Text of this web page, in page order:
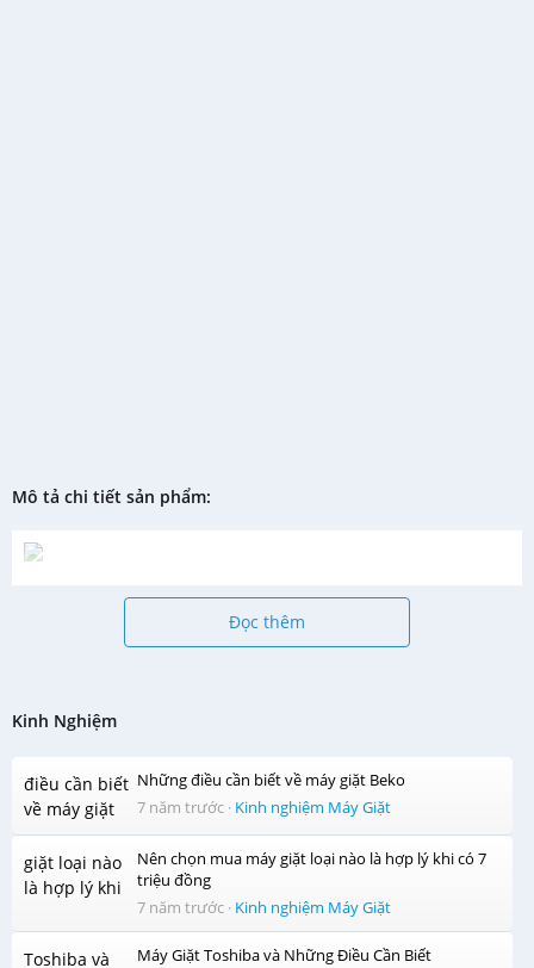
Kinh Nghiệm
Những điều cần biết về máy giặt Beko
7 năm trước · Kinh nghiệm Máy Giặt
Nên chọn mua máy giặt loại nào là hợp lý khi có 7
triệu đồng
7 năm trước · Kinh nghiệm Máy Giặt
Máy Giặt Toshiba và Những Điều Cần Biết
Mô tả chi tiết sản phẩm:
Đọc thêm